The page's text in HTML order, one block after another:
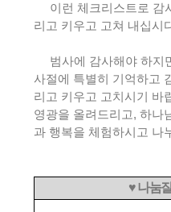
이런 체크리스트로 감
리고 키우고 고쳐 내십시
범사에 감사해야 하지
사절에 특별히 기억하고
리고 키우고 고치시기 바
영광을 올려드리고, 하나
과 행복을 체험하시고 나
♥ 나눔